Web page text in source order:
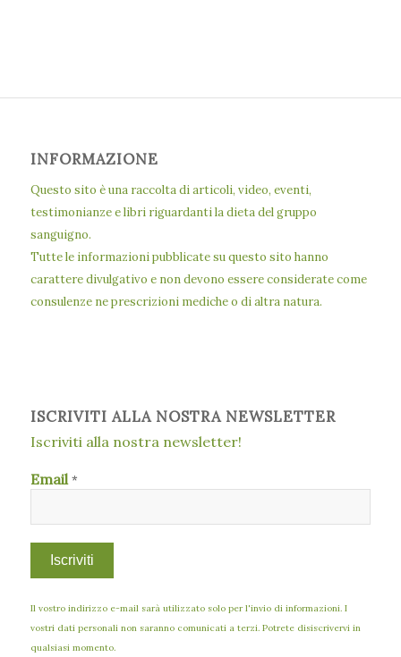
INFORMAZIONE
Questo sito è una raccolta di articoli, video, eventi,
testimonianze e libri riguardanti la dieta del gruppo
sanguigno.
Tutte le informazioni pubblicate su questo sito hanno
carattere divulgativo e non devono essere considerate come
consulenze ne prescrizioni mediche o di altra natura.
ISCRIVITI ALLA NOSTRA NEWSLETTER
Iscriviti alla nostra newsletter!
Email *
Il vostro indirizzo e-mail sarà utilizzato solo per l'invio di informazioni. I
vostri dati personali non saranno comunicati a terzi. Potrete disiscrivervi in
qualsiasi momento.